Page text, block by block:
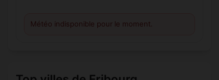
Météo indisponible pour le moment.